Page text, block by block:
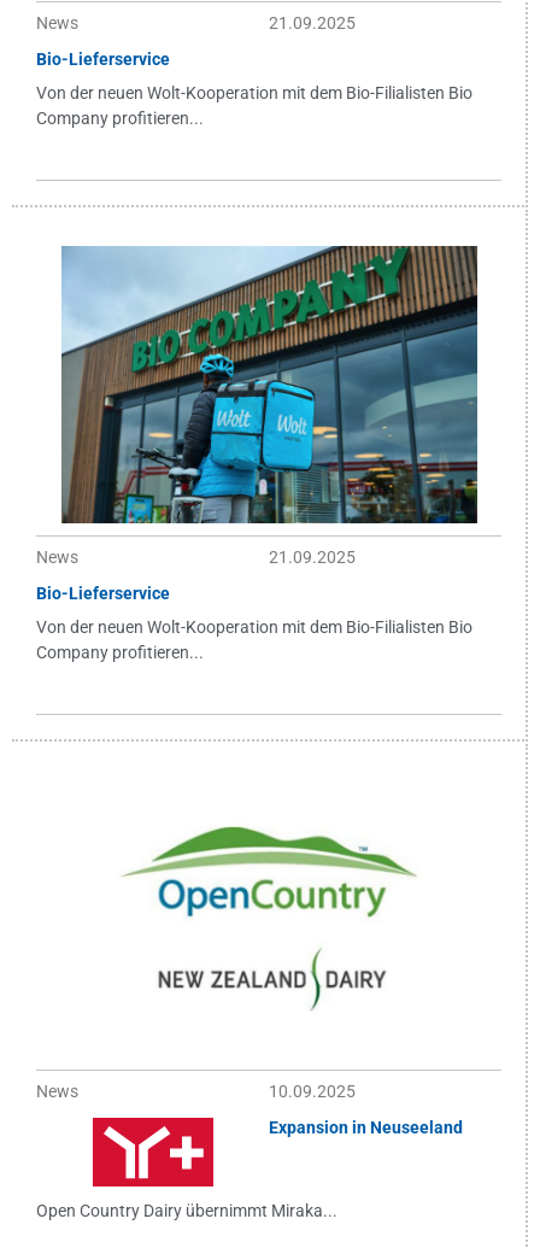
News
21.09.2025
Bio-Lieferservice
Von der neuen Wolt-Kooperation mit dem Bio-Filialisten Bio
Company profitieren...
News
21.09.2025
Bio-Lieferservice
Von der neuen Wolt-Kooperation mit dem Bio-Filialisten Bio
Company profitieren...
News
10.09.2025
Expansion in Neuseeland
Open Country Dairy übernimmt Miraka...